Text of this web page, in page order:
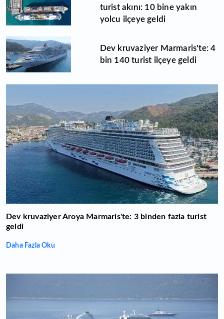
turist akını: 10 bine yakın
yolcu ilçeye geldi
Dev kruvaziyer Marmaris'te: 4
bin 140 turist ilçeye geldi
Dev kruvaziyer Aroya Marmaris'te: 3 binden fazla turist
geldi
Daha Fazla Oku